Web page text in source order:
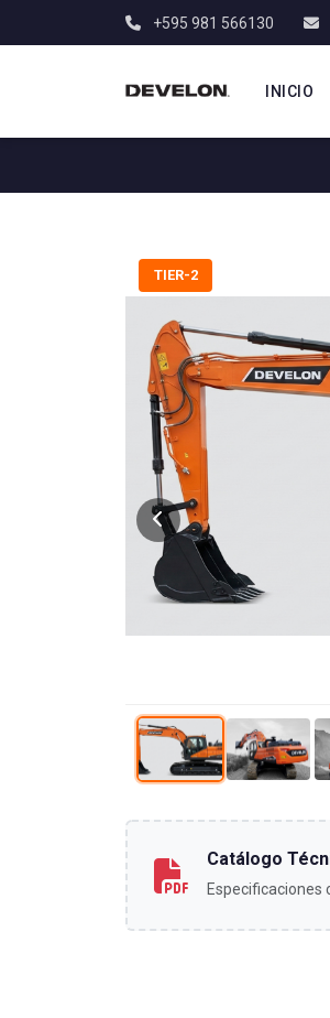
+595 981 566130
INICIO
TIER-2
Catálogo
Especificaciones